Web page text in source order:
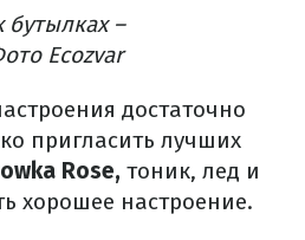
–
Ecozvar
достаточно
пригласить лучших
Rose, тоник, лед и
хорошее настроение.